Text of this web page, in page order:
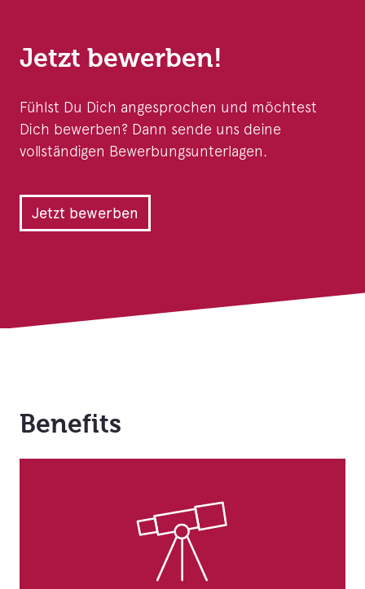
Jetzt bewerben!
Fühlst Du Dich angesprochen und möchtest
Dich bewerben? Dann sende uns deine
vollständigen Bewerbungsunterlagen.
Jetzt bewerben
Benefits